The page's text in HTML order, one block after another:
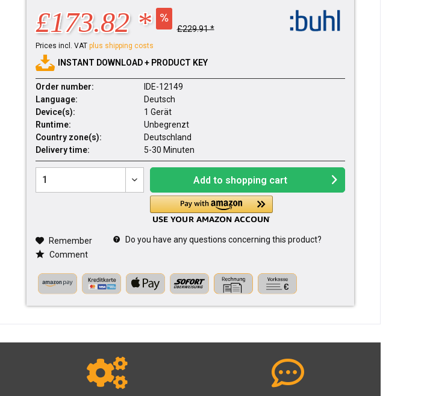
£173.82 * £229.91 *
Prices incl. VAT plus shipping costs
INSTANT DOWNLOAD + PRODUCT KEY
Order number:
IDE-12149
Language:
Deutsch
Device(s):
1 Gerät
Runtime:
Unbegrenzt
Country zone(s):
Deutschland
Delivery time:
5-30 Minuten
Add to shopping cart
Remember
Do you have any questions concerning this product?
Comment